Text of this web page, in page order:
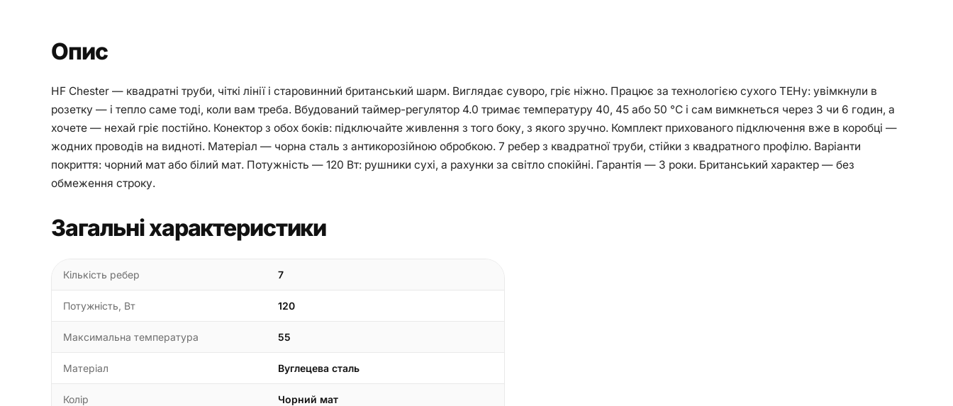
Опис
HF Chester — квадратні труби, чіткі лінії і старовинний британський шарм. Виглядає суворо, гріє ніжно. Працює за технологією сухого ТЕНу: увімкнули в
розетку — і тепло саме тоді, коли вам треба. Вбудований таймер-регулятор 4.0 тримає температуру 40, 45 або 50 °С і сам вимкнеться через 3 чи 6 годин, а
хочете — нехай гріє постійно. Конектор з обох боків: підключайте живлення з того боку, з якого зручно. Комплект прихованого підключення вже в коробці —
жодних проводів на видноті. Матеріал — чорна сталь з антикорозійною обробкою. 7 ребер з квадратної труби, стійки з квадратного профілю. Варіанти
покриття: чорний мат або білий мат. Потужність — 120 Вт: рушники сухі, а рахунки за світло спокійні. Гарантія — 3 роки. Британський характер — без
обмеження строку.
Загальні характеристики
Кількість ребер 7
Потужність, Вт 120
Максимальна температура 55
Матеріал Вуглецева сталь
Колір Чорний мат